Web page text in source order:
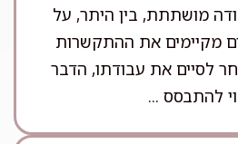
מושתתת, בין היתר, על
מקיימים את ההתקשרות
לסיים את עבודתו, הדבר
להתבסס ...